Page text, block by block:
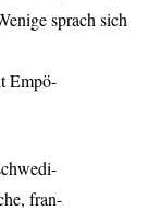
sprach sich
Empö-
fran-